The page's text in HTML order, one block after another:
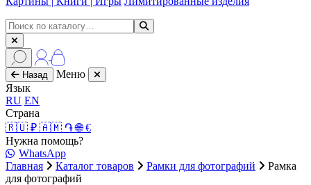
Назад
Меню
Язык
RU EN
Страна
🇷🇺 ₽ 🇦🇲 ֏🌐 €
Нужна помощь?
WhatsApp
Главная
Каталог товаров Рамки для фотографий
Рамка
для фотографий